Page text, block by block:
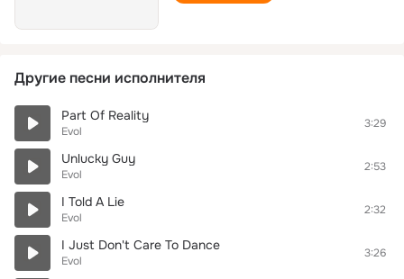
Другие песни исполнителя
Part Of Reality
Evol
3:29
Unlucky Guy
Evol
2:53
I Told A Lie
Evol
2:32
I Just Don't Care To Dance
Evol
3:26